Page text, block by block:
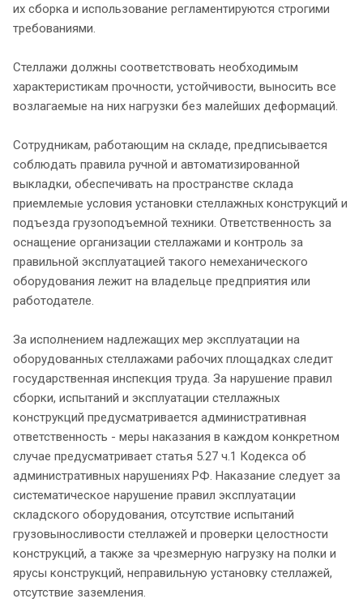
их сборка и использование регламентируются строгими
требованиями.
Стеллажи должны соответствовать необходимым
характеристикам прочности, устойчивости, выносить все
возлагаемые на них нагрузки без малейших деформаций.
Сотрудникам, работающим на складе, предписывается
соблюдать правила ручной и автоматизированной
выкладки, обеспечивать на пространстве склада
приемлемые условия установки стеллажных конструкций и
подъезда грузоподъемной техники. Ответственность за
оснащение организации стеллажами и контроль за
правильной эксплуатацией такого немеханического
оборудования лежит на владельце предприятия или
работодателе.
За исполнением надлежащих мер эксплуатации на
оборудованных стеллажами рабочих площадках следит
государственная инспекция труда. За нарушение правил
сборки, испытаний и эксплуатации стеллажных
конструкций предусматривается административная
ответственность - меры наказания в каждом конкретном
случае предусматривает статья 5.27 ч.1 Кодекса об
административных нарушениях РФ. Наказание следует за
систематическое нарушение правил эксплуатации
складского оборудования, отсутствие испытаний
грузовыносливости стеллажей и проверки целостности
конструкций, а также за чрезмерную нагрузку на полки и
ярусы конструкций, неправильную установку стеллажей,
отсутствие заземления.